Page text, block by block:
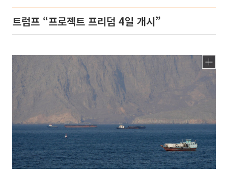
트럼프 “프로젝트 프리덤 4일 개시”